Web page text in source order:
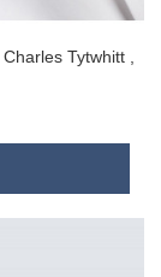
Tytwhitt ,